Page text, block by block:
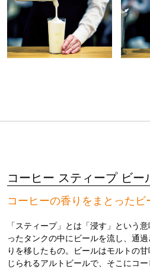
コーヒー スティープ ビー
コーヒーの香りをまとったビ
「スティープ」とは「浸す」という
ったタンクの中にビールを流し、通
りを移したもの。ビールはモルトの
じられるアルトビールで、そこにコ